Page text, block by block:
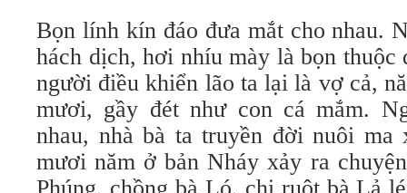
Bọn lính kín đáo đưa mắt cho nhau.
hách dịch, hơi nhíu mày là bọn thuộc
người điều khiển lão ta lại là vợ cả,
mươi, gầy đét như con cá mắm.
nhau, nhà bà ta truyền đời nuôi ma
mươi năm ở bản Nháy xảy ra